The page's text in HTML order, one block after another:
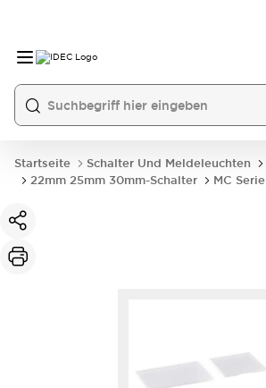
Startseite Schalter Und Meldeleuchten
22mm 25mm 30mm-Schalter
MC Serie